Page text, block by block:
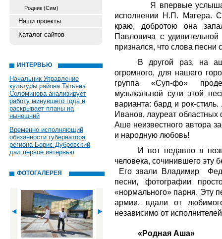
Родник (Сим)
Наши проекты
Каталог сайтов
ИНТЕРВЬЮ
Начальник Управление
культуры района Татьяна
Соломинова анализирует
работу минувшего года и
раскрывает планы на
нынешний
Временно исполняющий
обязанности губернатора
региона Борис Дубровский
дал первое интервью
ФОТОГАЛЕРЕЯ
Я впервые
исполнении Н.П. Магера.
краю, добротою она
Павловича с
признался, что слова песни
В другой раз, на
огромного, для нашего
группа «Суп-фо»
музыкальной сути этой
варианта: бард и рок-
Иванов, лауреат областных
Аше неизвестного автора
и народную любовь!
И вот недавно я
человека, сочинившего эту
Его звали Владимир
песни, фотографии
«нормального» парня. Эту
армии, вдали от
независимо от
«Родная Аша»